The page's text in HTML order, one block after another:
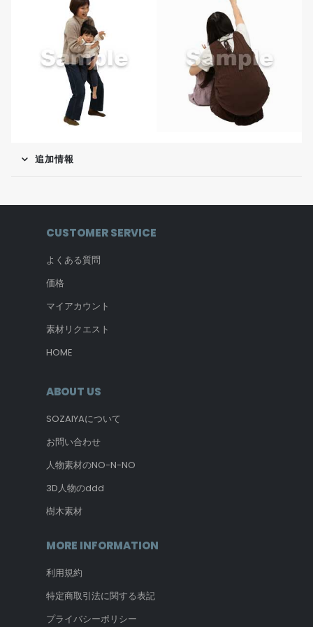
追加情報
CUSTOMER SERVICE
よくある質問
価格
マイアカウント
素材リクエスト
HOME
ABOUT US
SOZAIYAについて
お問い合わせ
人物素材のNO-N-NO
3D人物のddd
樹木素材
MORE INFORMATION
利用規約
特定商取引法に関する表記
プライバシーポリシー